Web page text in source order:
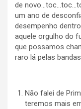
de
um ano de
desempenho
aquele orgulho do
que possamos
raro lá pelas
Não falei de
teremos mais